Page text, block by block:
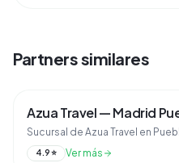
Partners similares
Azua Travel — Madrid
Sucursal de Azua Travel en
4.9⭐ Ver más